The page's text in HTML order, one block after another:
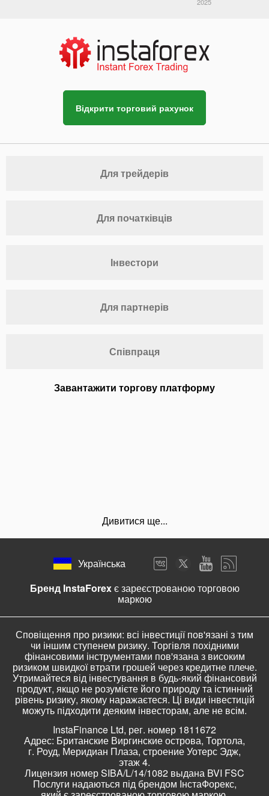
Відкрити торговий рахунок
Для трейдерів
Для початківців
Інвестори
Для партнерів
Співпраця
Завантажити торгову платформу
Дивитися ще...
Українська
Бренд InstaForexє зареєстрованою торговою
маркою
Сповіщення про ризики: всі інвестиції пов'язані з тим
чи іншим ступенем ризику. Торгівля похідними
фінансовими інструментами пов'язана з високим
ризиком швидкої втрати грошей через кредитне плече.
Утримайтеся від інвестування в будь-який фінансовий
продукт, якщо не розумієте його природу та істинний
рівень ризику, якому наражаєтеся. Ці види інвестицій
можуть підходити деяким інвесторам, але не всім.
InstaFinance Ltd, рег. номер 1811672
Адрес: Британские Виргинские острова, Тортола,
г. Роуд, Меридиан Плаза, строение Уотерс Эдж,
этаж 4.
Лицензия номер SIBA/L/14/1082 выдана BVI FSC
Послуги надаються під брендом ІнстаФорекс,